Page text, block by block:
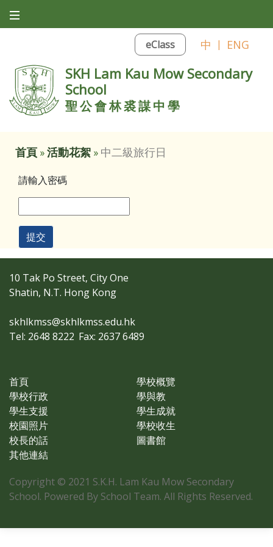
eClass 中 | ENG
SKH Lam Kau Mow Secondary
School
聖公會林裘謀中學
首頁 »活動花絮 » 中二級旅行日
請輸入密碼
提交
10 Tak Po Street, City One
Shatin, N.T. Hong Kong
skhlkmss@skhlkmss.edu.hk
Tel: 2648 8222 Fax: 2637 6489
首頁
學校概覽
學校行政
學與教
學生支援
學生成就
校園照片
學校收生
校長的話
圖書館
其他連結
Copyright © 2021 S.K.H. Lam Kau Mow Secondary
School. Powered By School Team. All Rights Reserved.